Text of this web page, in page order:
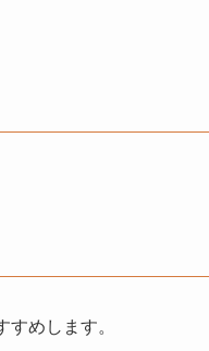
めします。